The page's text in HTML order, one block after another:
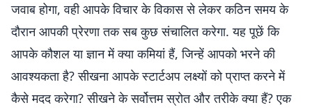
जवाब होगा, वही आपके विचार के विकास से लेकर कठिन समय के
दौरान आपकी प्रेरणा तक सब कुछ संचालित करेगा. यह पूछें कि
आपके कौशल या ज्ञान में क्या कमियां हैं, जिन्हें आपको भरने की
आवश्यकता है? सीखना आपके स्टार्टअप लक्ष्यों को प्राप्त करने में
कैसे मदद करेगा? सीखने के सर्वोत्तम स्रोत और तरीके क्या हैं? एक